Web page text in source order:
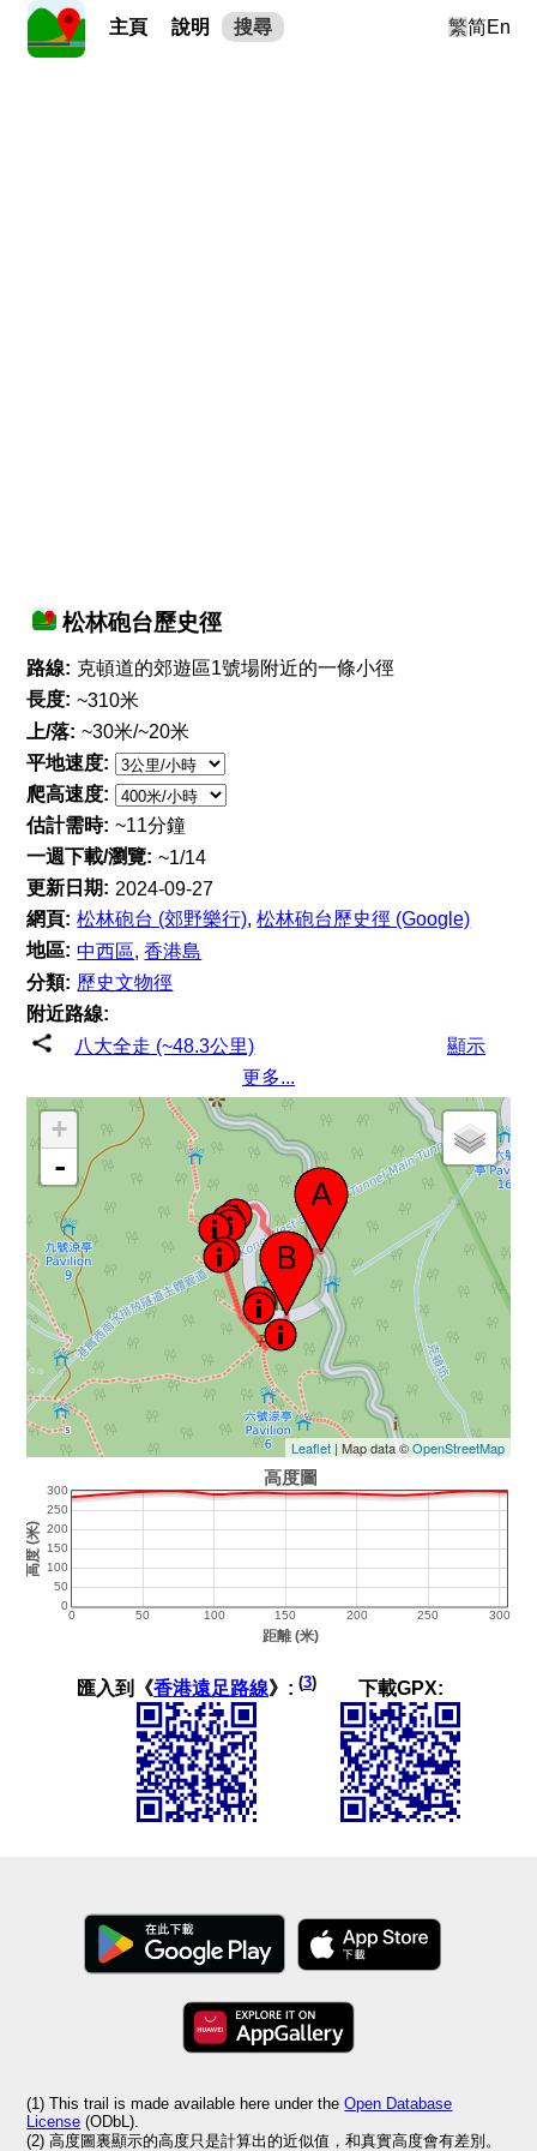
主頁 說明 搜尋 繁简En
松林砲台歷史徑
路線: 克頓道的郊遊區1號場附近的一條小徑
長度: ~310米
上/落: ~30米/~20米
平地速度:
爬高速度:
估計需時: ~11分鐘
一週下載/瀏覽: ~1/14
更新日期: 2024-09-27
網頁: 松林砲台 (郊野樂行),松林砲台歷史徑 (Google)
地區: 中西區,香港島
分類: 歷史文物徑
附近路線:
八大全走 (~48.3公里)
顯示
更多...
+
-
Leaflet| Map data ©OpenStreetMap
匯入到《香港遠足路線》: (3) 下載GPX:
(1) This trail is made available here under theOpen Database
License (ODbL).
(2) 高度圖裏顯示的高度只是計算出的近似值，和真實高度會有差別。